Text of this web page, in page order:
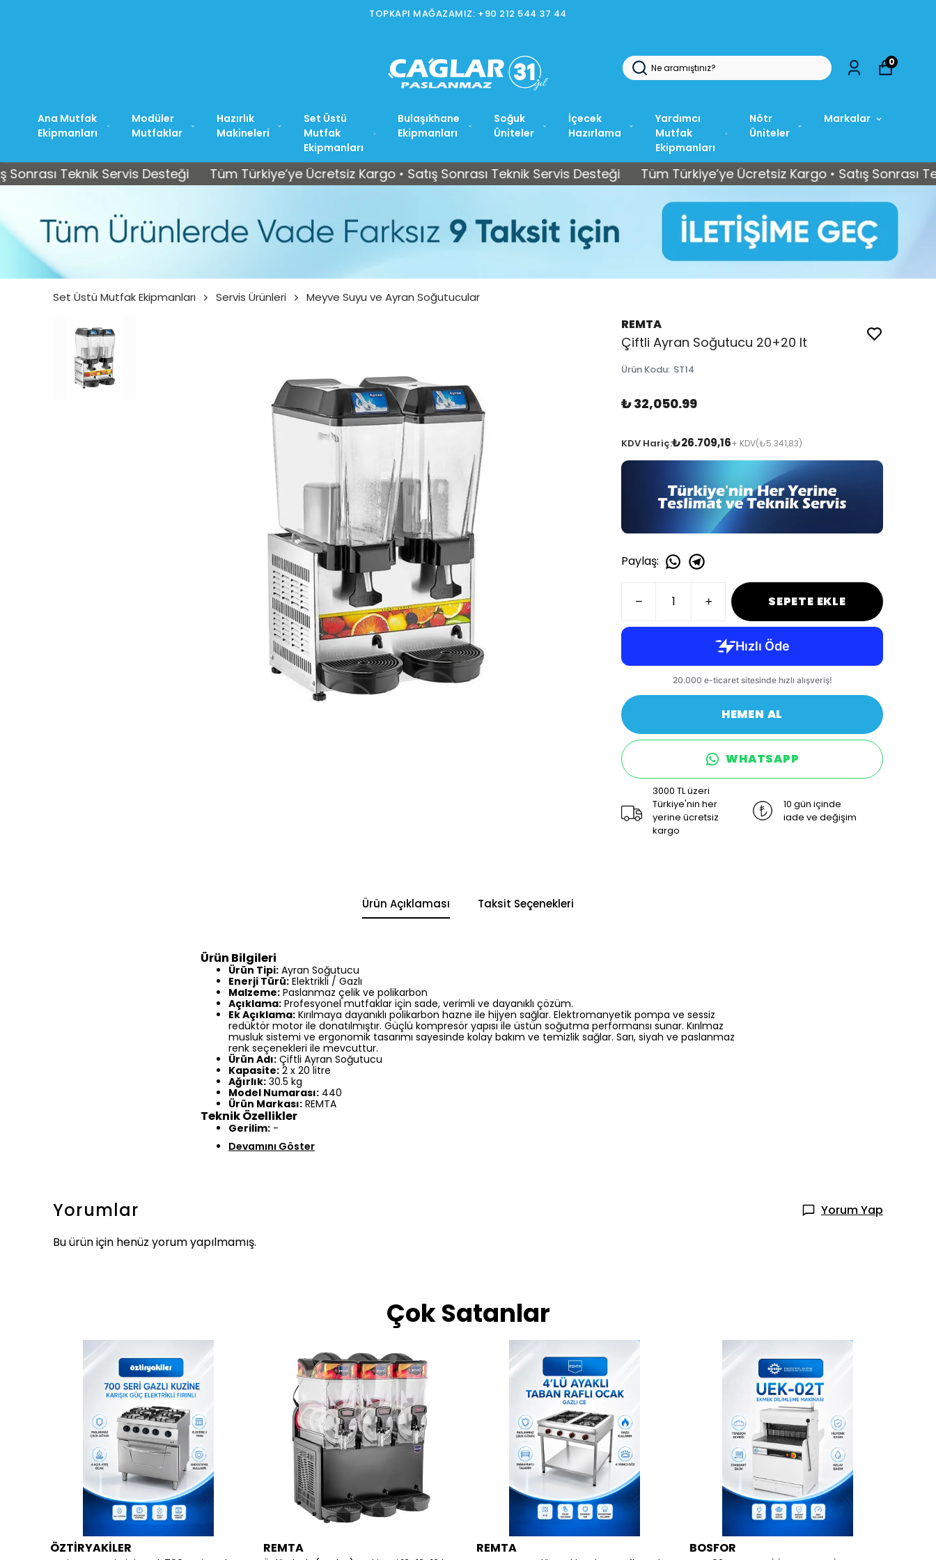
İSTOÇ MAĞAZAMIZ: +90 212 565 15 37
Ana Mutfak
Ekipmanları
Modüler
Mutfaklar
Hazırlık
Makineleri
Set Üstü
Mutfak
Ekipmanları
Bulaşıkhane
Ekipmanları
Soğuk
Üniteler
İçecek
Hazırlama
Yardımcı
Mutfak
Ekipmanları
Nötr
Üniteler
Markalar
0
Teknik Servis Desteği Tüm Türkiye’ye Ücretsiz Kargo • Satış Sonrası Teknik Servis Desteği Tüm Türkiye’ye Ücretsiz Kargo • Satış Sonrası Teknik
Set Üstü Mutfak Ekipmanları Servis Ürünleri Meyve Suyu ve Ayran Soğutucular
REMTA
Çiftli Ayran Soğutucu 20+20 lt
Ürün Kodu: ST14
₺ 32,050.99
KDV Hariç:₺26.709,16+ KDV(₺5.341,83)
Paylaş:
SEPETE EKLE
HEMEN AL
WHATSAPP
3000 TL üzeri
Türkiye'nin her
yerine ücretsiz
kargo
10 gün içinde
iade ve değişim
Ürün Açıklaması Taksit Seçenekleri
Ürün Bilgileri
Ürün Tipi: Ayran Soğutucu
Enerji Türü:Elektrikli / Gazlı
Malzeme: Paslanmaz çelik ve polikarbon
Açıklama: Profesyonel mutfaklar için sade, verimli ve dayanıklı çözüm.
Ek Açıklama: Kırılmaya dayanıklı polikarbon hazne ile hijyen sağlar. Elektromanyetik pompa ve sessiz
redüktör motor ile donatılmıştır. Güçlü kompresör yapısı ile üstün soğutma performansı sunar. Kırılmaz
musluk sistemi ve ergonomik tasarımı sayesinde kolay bakım ve temizlik sağlar. Sarı, siyah ve paslanmaz
renk seçenekleri ile mevcuttur.
Ürün Adı: Çiftli Ayran Soğutucu
Kapasite: 2 x 20 litre
Ağırlık: 30.5 kg
Model Numarası: 440
Ürün Markası: REMTA
Teknik Özellikler
Gerilim: -
Devamını Göster
Yorumlar
Yorum Yap
Bu ürün için henüz yorum yapılmamış.
Çok Satanlar
ÖZTİRYAKİLER REMTA REMTA BOSFOR